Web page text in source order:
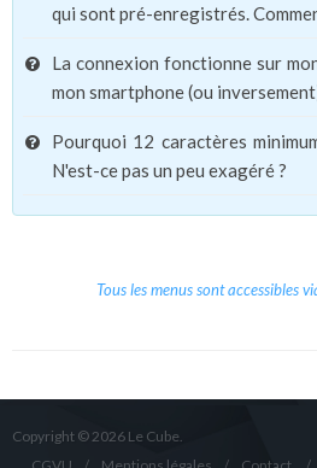
qui sont pré-enregistrés.
La connexion fonctionne sur
mon smartphone (ou
Pourquoi 12 caractères
N'est-ce pas un peu exagéré ?
Tous les menus sont accessibles
Copyright © 2026 Le Cube.